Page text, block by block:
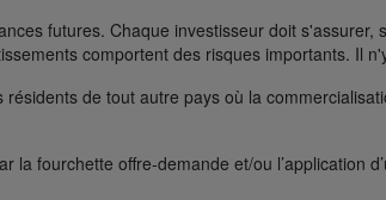
futures. Chaque investisseur doit s'assurer,
comportent des risques importants. Il
de tout autre pays où la
fourchette offre-demande et/ou l’application